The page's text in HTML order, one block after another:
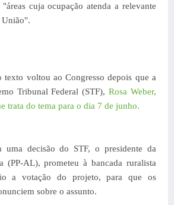
cuja ocupação atenda a relevante
União".
texto voltou ao Congresso depois que a
Tribunal Federal (STF),Rosa Weber,
trata do tema para o dia 7 de junho.
uma decisão do STF, o presidente da
(PP-AL), prometeu à bancada ruralista
a votação do projeto, para que os
sobre o assunto.